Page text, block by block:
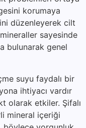
korumaya
düzenleyerek cilt
sayesinde
bulunarak genel
suyu faydalı bir
ihtiyacı vardır
olarak etkiler. Şifalı
mineral içeriği